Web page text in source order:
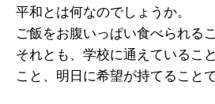
平和とは何なのでしょうか。
ご飯をお腹いっぱい食べられる
それとも、学校に通えているこ
こと、明日に希望が持てること